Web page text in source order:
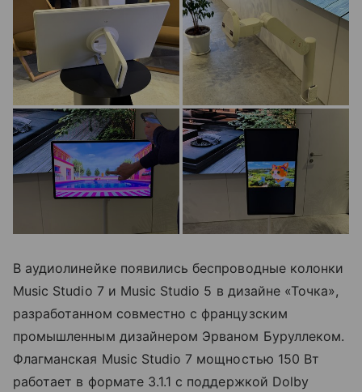
В аудиолинейке появились беспроводные колонки
Music Studio 7 и Music Studio 5 в дизайне «Точка»,
разработанном совместно с французским
промышленным дизайнером Эрваном Буруллеком.
Флагманская Music Studio 7 мощностью 150 Вт
работает в формате 3.1.1 с поддержкой Dolby